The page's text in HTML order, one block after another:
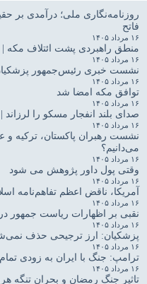
روزنامه‌نگاری ملی؛ درآمدی بر
فاتح
۱۶ مرداد ۱۴۰۵
منطق راهبردی پشت ائتلاف
۱۶ مرداد ۱۴۰۵
نشست خبری رئیس‌جمهور
۱۶ مرداد ۱۴۰۵
توافق مکه امضا شد
۱۶ مرداد ۱۴۰۵
صدای بلند انفجار مسکو را لرزاند
۱۶ مرداد ۱۴۰۵
نشست رهبران پاکستان، ترکیه و
می‌دانیم؟
۱۶ مرداد ۱۴۰۵
وقتی پول داور پژوهش می شود
۱۶ مرداد ۱۴۰۵
آمریکا، ناقض اعظم تفاهم‌نامه
۱۶ مرداد ۱۴۰۵
نقبی بر اظهارات ریاست جمهور
۱۶ مرداد ۱۴۰۵
پزشکیان: ارز ترجیحی حذف
۱۶ مرداد ۱۴۰۵
ترامپ: جنگ با ایران به زودی
۱۶ مرداد ۱۴۰۵
تاثیر جنگ رمضان و بحران تنگه